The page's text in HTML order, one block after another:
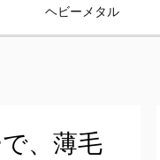
ヘビーメタル
、薄毛